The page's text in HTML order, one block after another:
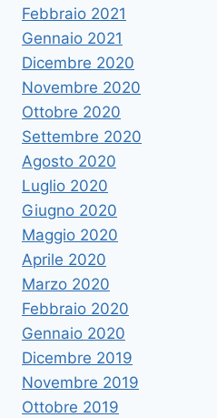
Febbraio 2021
Gennaio 2021
Dicembre 2020
Novembre 2020
Ottobre 2020
Settembre 2020
Agosto 2020
Luglio 2020
Giugno 2020
Maggio 2020
Aprile 2020
Marzo 2020
Febbraio 2020
Gennaio 2020
Dicembre 2019
Novembre 2019
Ottobre 2019